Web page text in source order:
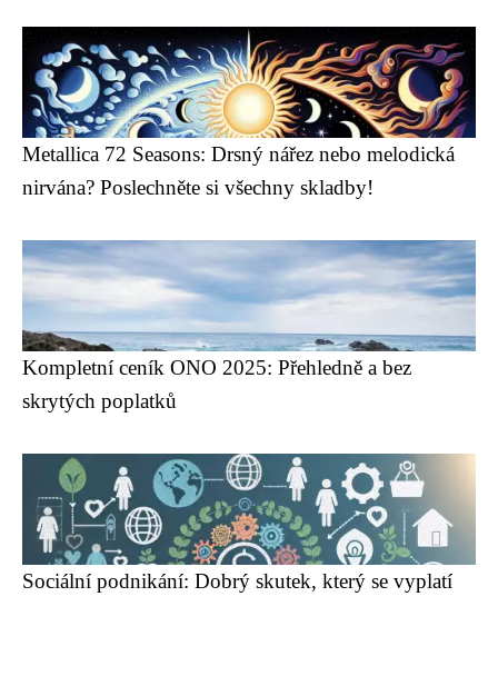
Metallica 72 Seasons: Drsný nářez nebo melodická
nirvána? Poslechněte si všechny skladby!
Kompletní ceník ONO 2025: Přehledně a bez
skrytých poplatků
Sociální podnikání: Dobrý skutek, který se vyplatí